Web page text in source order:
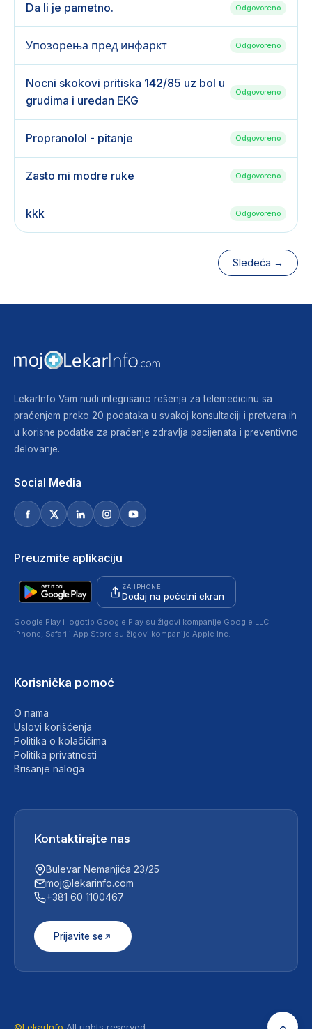
Da li je pametno. Odgovoreno
Упозорења пред инфаркт Odgovoreno
Nocni skokovi pritiska 142/85 uz bol u
grudima i uredan EKG
Odgovoreno
Propranolol - pitanje Odgovoreno
Zasto mi modre ruke Odgovoreno
kkk Odgovoreno
Sledeća →
LekarInfo Vam nudi integrisano rešenja za telemedicinu sa
praćenjem preko 20 podataka u svakoj konsultaciji i pretvara ih
u korisne podatke za praćenje zdravlja pacijenata i preventivno
delovanje.
Social Media
Preuzmite aplikaciju
ZA IPHONE
Dodaj na početni ekran
Google Play i logotip Google Play su žigovi kompanije Google LLC.
iPhone, Safari i App Store su žigovi kompanije Apple Inc.
Korisnička pomoć
O nama
Uslovi korišćenja
Politika o kolačićima
Politika privatnosti
Brisanje naloga
Kontaktirajte nas
Bulevar Nemanjića 23/25
moj@lekarinfo.com
+381 60 1100467
Prijavite se